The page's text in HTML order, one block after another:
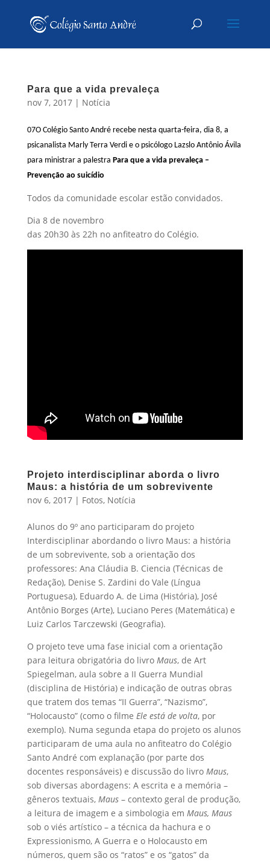
Para que a vida prevaleça
nov 7, 2017| Notícia
07O Colégio Santo André recebe nesta quarta-feira, dia 8, a
psicanalista Marly Terra Verdi e o psicólogo Lazslo Antônio Ávila
para ministrar a palestra Para que a vida prevaleça –
Prevenção ao suicídio
Todos da comunidade escolar estão convidados.
Dia 8 de novembro
das 20h30 às 22h no anfiteatro do Colégio.
Projeto interdisciplinar aborda o livro
Maus: a história de um sobrevivente
nov 6, 2017| Fotos, Notícia
Alunos do 9º ano participaram do projeto
Interdisciplinar abordando o livro Maus: a história
de um sobrevivente, sob a orientação dos
professores: Ana Cláudia B. Ciencia (Técnicas de
Redação), Denise S. Zardini do Vale (Língua
Portuguesa), Eduardo A. de Lima (História), José
Antônio Borges (Arte), Luciano Peres (Matemática) e
Luiz Carlos Tarczewski (Geografia).
O projeto teve uma fase inicial com a orientação
para leitura obrigatória do livro Maus, de Art
Spiegelman, aula sobre a II Guerra Mundial
(disciplina de História) e indicação de outras obras
que tratem dos temas “II Guerra”, “Nazismo”,
“Holocausto” (como o filme Ele está de volta, por
exemplo). Numa segunda etapa do projeto os alunos
participaram de uma aula no anfiteatro do Colégio
Santo André com explanação (por parte dos
docentes responsáveis) e discussão do livro Maus,
sob diversas abordagens: A escrita e a memória –
gêneros textuais, Maus– contexto geral de produção,
a leitura de imagem e a simbologia em Maus, Maus
sob o viés artístico – a técnica da hachura e o
Expressionismo, A Guerra e o Holocausto em
números, quem são os “ratos” e os “gatos” da